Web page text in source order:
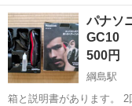
動作確認済みです。 **0円
に引き取り可能です。（
にお問い合わせく...
神奈川 横浜市 綱島駅
パナソ
GC10
500円
綱島駅
箱と説明書があります。 2